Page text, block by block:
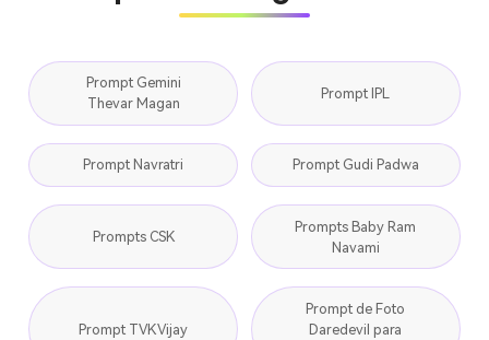
Prompt Gemini
Thevar Magan
Prompt IPL
Prompt Navratri Prompt Gudi Padwa
Prompts CSK
Prompts Baby Ram
Navami
Prompt TVK Vijay
Prompt de Foto
Daredevil para